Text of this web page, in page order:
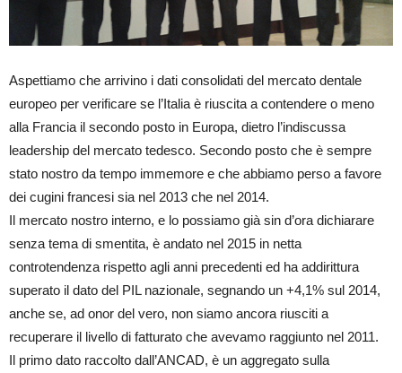
Aspettiamo che arrivino i dati consolidati del mercato dentale
europeo per verificare se l’Italia è riuscita a contendere o meno
alla Francia il secondo posto in Europa, dietro l’indiscussa
leadership del mercato tedesco. Secondo posto che è sempre
stato nostro da tempo immemore e che abbiamo perso a favore
dei cugini francesi sia nel 2013 che nel 2014.
Il mercato nostro interno, e lo possiamo già sin d’ora dichiarare
senza tema di smentita, è andato nel 2015 in netta
controtendenza rispetto agli anni precedenti ed ha addirittura
superato il dato del PIL nazionale, segnando un +4,1% sul 2014,
anche se, ad onor del vero, non siamo ancora riusciti a
recuperare il livello di fatturato che avevamo raggiunto nel 2011.
Il primo dato raccolto dall’ANCAD, è un aggregato sulla